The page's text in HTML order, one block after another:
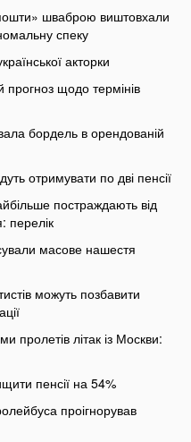
шваброю виштовхали
спеку
акторки
прогноз щодо термінів
бордель в орендованій
отримувати по дві пенсії
постраждають від
перелік
масове нашестя
можуть позбавити
пролетів літак із Москви:
пенсії на 54%
проігнорував